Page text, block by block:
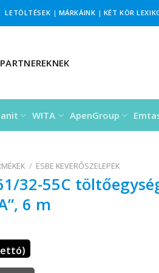
LETÖLTÉSEK | MÁRKÁINK | KÉT KÖR
WITA ApenGroup
/ ESBE KEVERŐSZELEPEK
32-55C
6 m